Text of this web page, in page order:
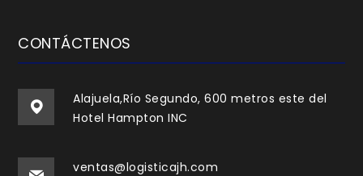
CONTÁCTENOS
Alajuela,Río Segundo, 600 metros este del
Hotel Hampton INC
ventas@logisticajh.com